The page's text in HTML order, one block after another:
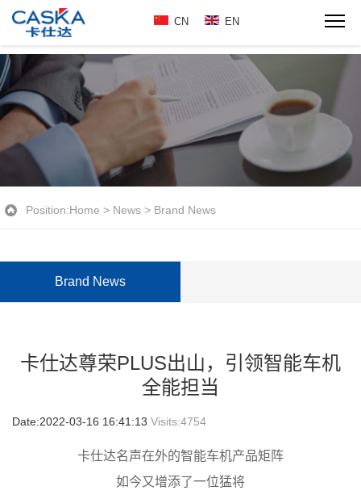
CN EN
Position:Home > News > Brand News
Brand News
卡仕达尊荣PLUS出山，引领智能车机
全能担当
Date:2022-03-16 16:41:13 Visits:4754
卡仕达名声在外的智能车机产品矩阵
如今又增添了一位猛将